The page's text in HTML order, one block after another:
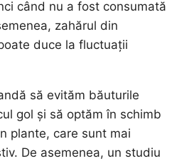
când nu a fost consumată
zahărul din
duce la fluctuații
să evităm băuturile
gol și să optăm în schimb
plante, care sunt mai
De asemenea, un studiu